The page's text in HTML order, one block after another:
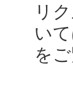
リ
い
を